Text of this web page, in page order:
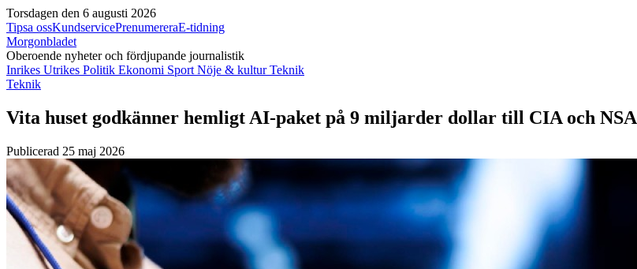
Torsdagen den 6 augusti 2026
Tipsa ossKundservicePrenumereraE-tidning
Morgonbladet
Oberoende nyheter och fördjupande journalistik
Inrikes Utrikes Politik Ekonomi Sport Nöje & kulturTeknik
Teknik
Vita huset godkänner hemligt AI-paket på 9 miljarder dollar till CIA och NSA
Publicerad 25 maj 2026